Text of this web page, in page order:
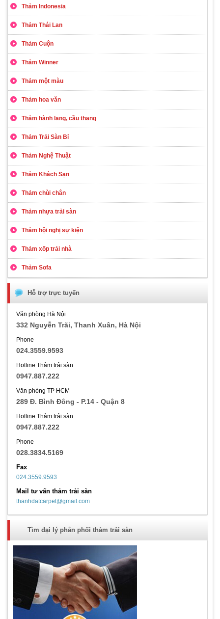
Thảm Indonesia
Thảm Thái Lan
Thảm Cuộn
Thảm Winner
Thảm một màu
Thảm hoa văn
Thảm hành lang, cầu thang
Thảm Trải Sàn Bỉ
Thảm Nghệ Thuật
Thảm Khách Sạn
Thảm chùi chân
Thảm nhựa trải sàn
Thảm hội nghị sự kiện
Thảm xốp trải nhà
Thảm Sofa
Hỗ trợ trực tuyến
Văn phòng Hà Nội
332 Nguyễn Trãi, Thanh Xuân, Hà Nội
Phone
024.3559.9593
Hotline Thảm trải sàn
0947.887.222
Văn phòng TP HCM
289 Đ. Bình Đông - P.14 - Quận 8
Hotline Thảm trải sàn
0947.887.222
Phone
028.3834.5169
Fax
024.3559.9593
Mail tư vấn thảm trải sàn
thanhdatcarpet@gmail.com
Tìm đại lý phân phối thảm trải sàn